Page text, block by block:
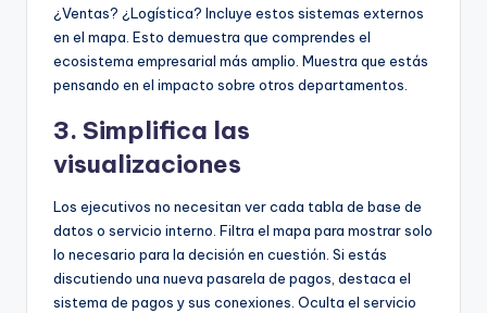
¿Ventas? ¿Logística? Incluye estos sistemas externos
en el mapa. Esto demuestra que comprendes el
ecosistema empresarial más amplio. Muestra que estás
pensando en el impacto sobre otros departamentos.
3. Simplifica las
visualizaciones
Los ejecutivos no necesitan ver cada tabla de base de
datos o servicio interno. Filtra el mapa para mostrar solo
lo necesario para la decisión en cuestión. Si estás
discutiendo una nueva pasarela de pagos, destaca el
sistema de pagos y sus conexiones. Oculta el servicio